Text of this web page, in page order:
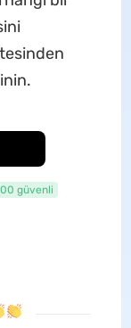
güvenli